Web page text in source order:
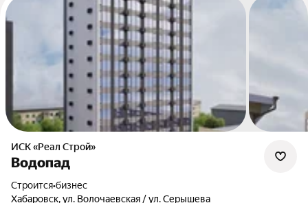
ИСК «Реал Строй»
Водопад
Строится•бизнес
Хабаровск, ул. Волочаевская / ул. Серышева